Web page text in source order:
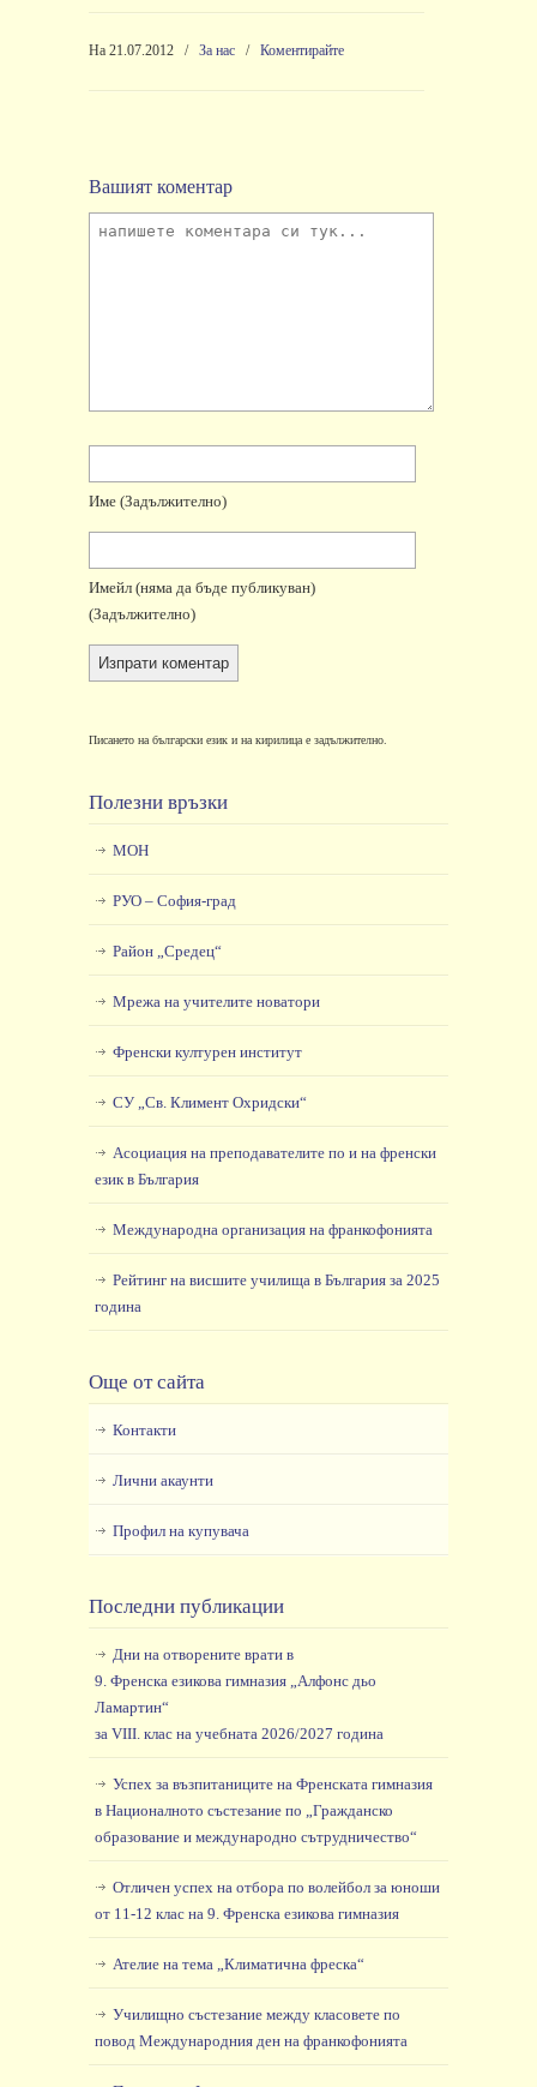
На 21.07.2012 / За нас / Коментирайте
Вашият коментар
Име (задължително)
Имейл (няма да бъде публикуван)
(задължително)
Писането на български език и на кирилица е задължително.
Полезни връзки
МОН
РУО – София-град
Район „Средец“
Мрежа на учителите новатори
Френски културен институт
СУ „Св. Климент Охридски“
Асоциация на преподавателите по и на френски
език в България
Международна организация на франкофонията
Рейтинг на висшите училища в България за 2025
година
Още от сайта
Контакти
Лични акаунти
Профил на купувача
Последни публикации
Дни на отворените врати в
9. Френска езикова гимназия „Алфонс дьо
Ламартин“
за VIII. клас на учебната 2026/2027 година
Успех за възпитаниците на Френската гимназия
в Националното състезание по „Гражданско
образование и международно сътрудничество“
Отличен успех на отбора по волейбол за юноши
от 11-12 клас на 9. Френска езикова гимназия
Ателие на тема „Климатична фреска“
Училищно състезание между класовете по
повод Международния ден на франкофонията